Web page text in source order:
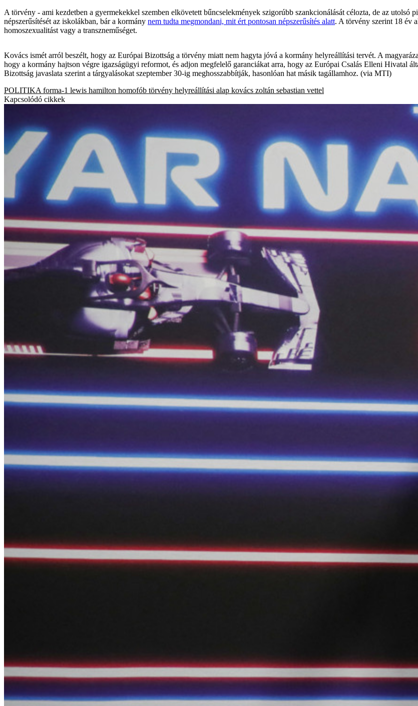
A törvény - ami kezdetben a gyermekekkel szemben elkövetett bűncselekmények szigorúbb szankcionálását célozta, de az
népszerűsítését az iskolákban, bár a kormány nem tudta megmondani, mit ért pontosan népszerűsítés alatt. A törvény szerint 18 év
homoszexualitást vagy a transzneműséget.
Kovács ismét arról beszélt, hogy az Európai Bizottság a törvény miatt nem hagyta jóvá a kormány helyreállítási tervét. A
hogy a kormány hajtson végre igazságügyi reformot, és adjon megfelelő garanciákat arra, hogy az Európai Csalás Elleni Hivatal
Bizottság javaslata szerint a tárgyalásokat szeptember 30-ig meghosszabbítják, hasonlóan hat másik tagállamhoz. (via MTI)
POLITIKA forma-1 lewis hamilton homofób törvény helyreállítási alap kovács zoltán sebastian vettel
Kapcsolódó cikkek